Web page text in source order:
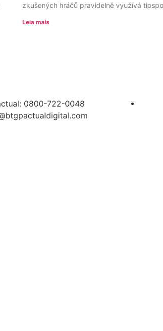
zkušených hráčů pravidelně využívá
Leia mais
0800-722-0048